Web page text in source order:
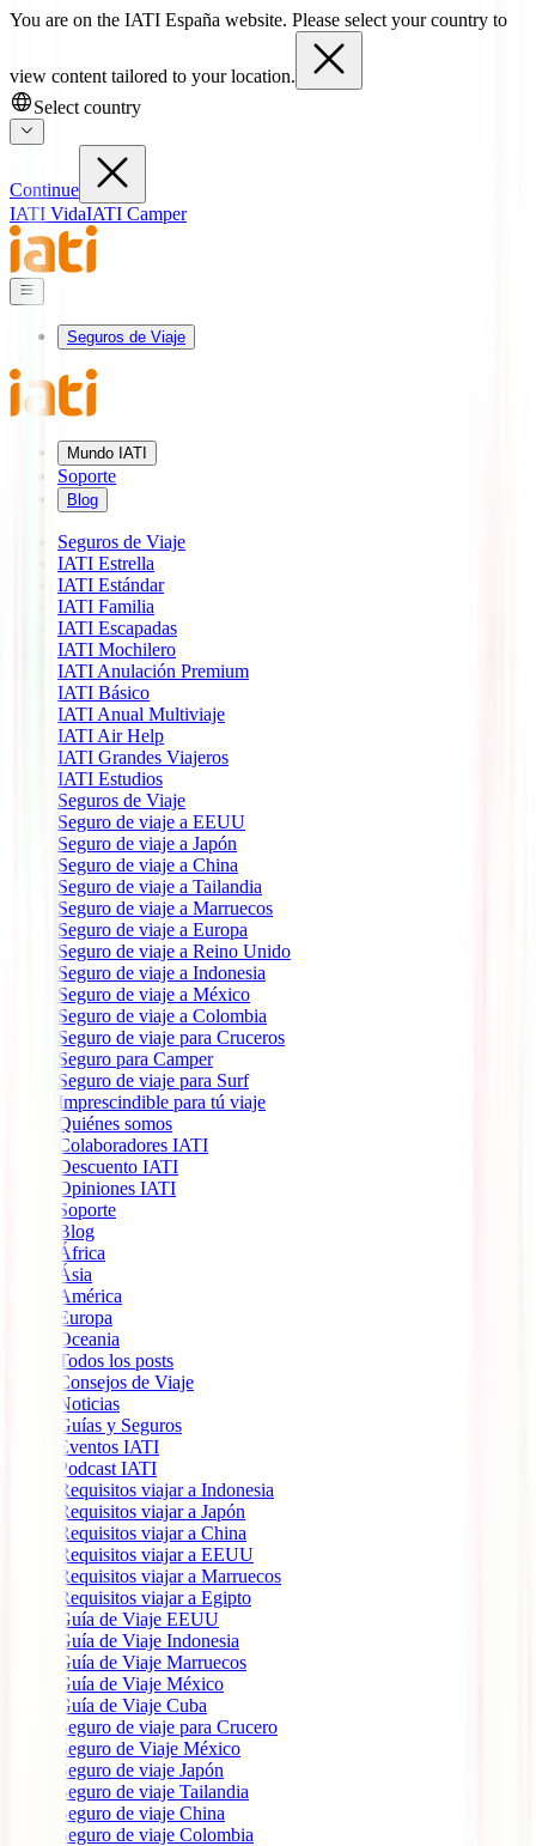
You are on the IATI España website. Please select your country to
view content tailored to your location.
Select country
Continue
IATI VidaIATI Camper
Seguros de Viaje
Mundo IATI
Soporte
Blog
Seguros de Viaje
IATI Estrella
IATI Estándar
IATI Familia
IATI Escapadas
IATI Mochilero
IATI Anulación Premium
IATI Básico
IATI Anual Multiviaje
IATI Air Help
IATI Grandes Viajeros
IATI Estudios
Seguros de Viaje
Seguro de viaje a EEUU
Seguro de viaje a Japón
Seguro de viaje a China
Seguro de viaje a Tailandia
Seguro de viaje a Marruecos
Seguro de viaje a Europa
Seguro de viaje a Reino Unido
Seguro de viaje a Indonesia
Seguro de viaje a México
Seguro de viaje a Colombia
Seguro de viaje para Cruceros
Seguro para Camper
Seguro de viaje para Surf
Imprescindible para tú viaje
Quiénes somos
Colaboradores IATI
Descuento IATI
Opiniones IATI
Soporte
Blog
África
Ásia
América
Europa
Oceania
Todos los posts
Consejos de Viaje
Noticias
Guías y Seguros
Eventos IATI
Podcast IATI
Requisitos viajar a Indonesia
Requisitos viajar a Japón
Requisitos viajar a China
Requisitos viajar a EEUU
Requisitos viajar a Marruecos
Requisitos viajar a Egipto
Guía de Viaje EEUU
Guía de Viaje Indonesia
Guía de Viaje Marruecos
Guía de Viaje México
Guía de Viaje Cuba
Seguro de viaje para Crucero
Seguro de Viaje México
Seguro de viaje Japón
Seguro de viaje Tailandia
Seguro de viaje China
Seguro de viaje Colombia